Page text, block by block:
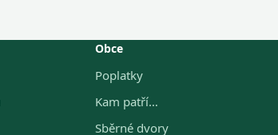
Obce
Poplatky
Kam patří…
Sběrné dvory